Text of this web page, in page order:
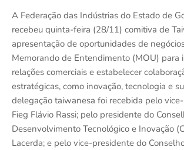
A Federação das Indústrias do Estado de
recebeu quinta-feira (28/11) comitiva de
apresentação de oportunidades de
Memorando de Entendimento (MOU) para
relações comerciais e estabelecer
estratégicas, como inovação, tecnologia e
delegação taiwanesa foi recebida pelo
Fieg Flávio Rassi; pelo presidente do
Desenvolvimento Tecnológico e Inovação
Lacerda; e pelo vice-presidente do